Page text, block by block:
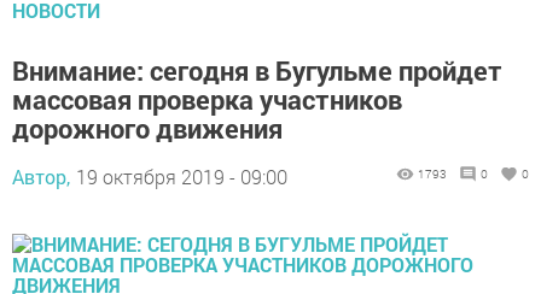
НОВОСТИ
Внимание: сегодня в Бугульме пройдет
массовая проверка участников
дорожного движения
Автор, 19 октября 2019 - 09:00 1793 0 0